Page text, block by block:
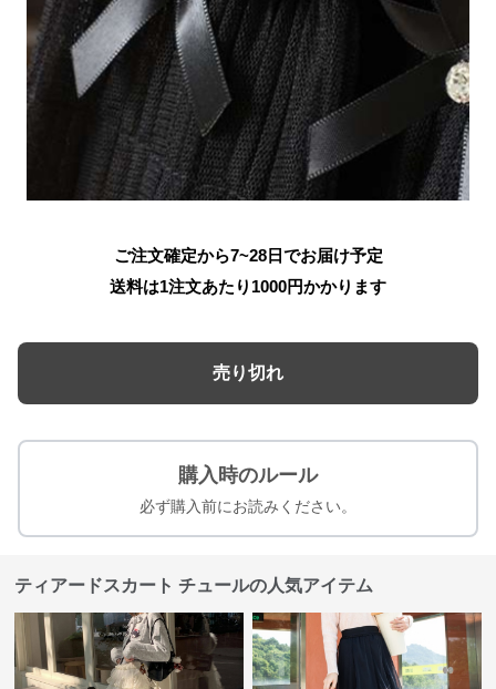
ご注文確定から7~28日でお届け予定
送料は1注文あたり 1000円かかります
売り切れ
購入時のルール
必ず購入前にお読みください。
ティアードスカート チュールの人気アイテム